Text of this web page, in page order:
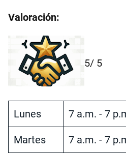
Valoración:
5/ 5
Lunes 7 a.m. - 7
Martes 7 a.m. - 7